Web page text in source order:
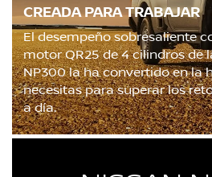
CREADA PARA TRABAJAR
El desempeño sobresaliente
motor QR25 de 4 cilindros de
NP300 la ha convertido en la
necesitas para superar los
a día.